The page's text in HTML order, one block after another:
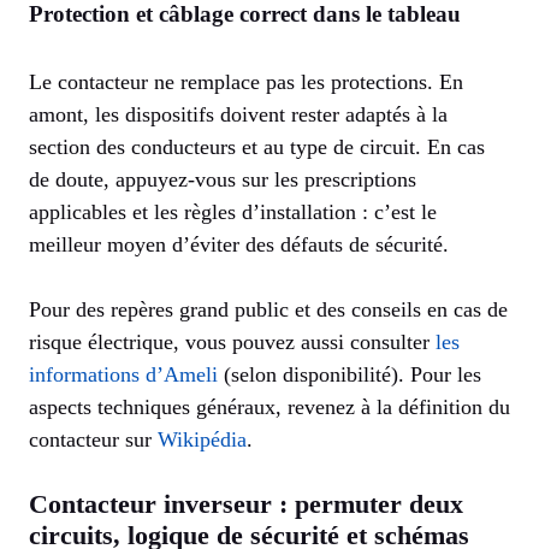
Protection et câblage correct dans le tableau
Le contacteur ne remplace pas les protections. En
amont, les dispositifs doivent rester adaptés à la
section des conducteurs et au type de circuit. En cas
de doute, appuyez-vous sur les prescriptions
applicables et les règles d’installation : c’est le
meilleur moyen d’éviter des défauts de sécurité.
Pour des repères grand public et des conseils en cas de
risque électrique, vous pouvez aussi consulter les
informations d’Ameli (selon disponibilité). Pour les
aspects techniques généraux, revenez à la définition du
contacteur sur Wikipédia.
Contacteur inverseur : permuter deux
circuits, logique de sécurité et schémas